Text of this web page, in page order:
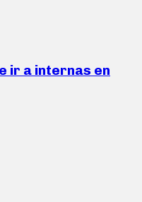
ir a internas en